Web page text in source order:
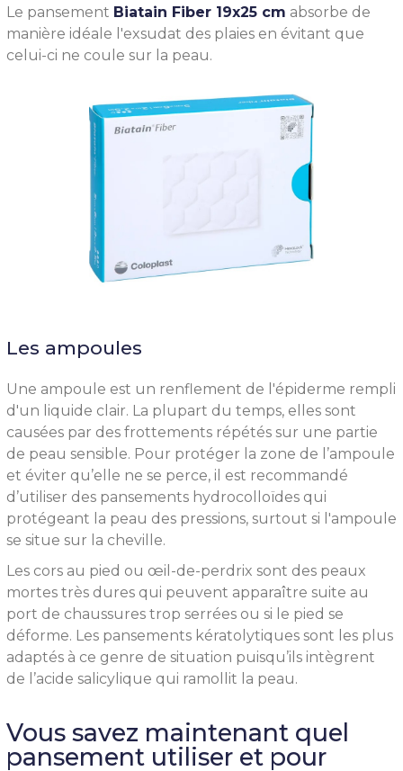
Le pansement Biatain Fiber 19x25 cm absorbe de
manière idéale l'exsudat des plaies en évitant que
celui-ci ne coule sur la peau.
Les ampoules
Une ampoule est un renflement de l'épiderme rempli
d'un liquide clair. La plupart du temps, elles sont
causées par des frottements répétés sur une partie
de peau sensible. Pour protéger la zone de l’ampoule
et éviter qu’elle ne se perce, il est recommandé
d’utiliser des pansements hydrocolloïdes qui
protégeant la peau des pressions, surtout si l'ampoule
se situe sur la cheville.
Les cors au pied ou œil-de-perdrix sont des peaux
mortes très dures qui peuvent apparaître suite au
port de chaussures trop serrées ou si le pied se
déforme. Les pansements kératolytiques sont les plus
adaptés à ce genre de situation puisqu’ils intègrent
de l’acide salicylique qui ramollit la peau.
Vous savez maintenant quel
pansement utiliser et pour